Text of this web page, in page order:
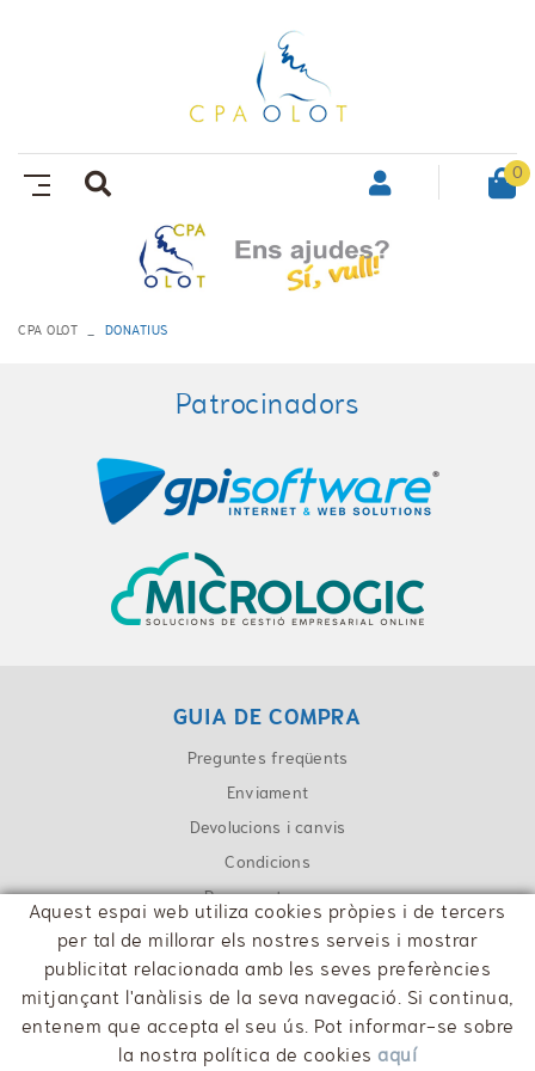
0
CPA OLOT DONATIUS
Patrocinadors
GUIA DE COMPRA
Preguntes freqüents
Enviament
Devolucions i canvis
Condicions
Pagament segur
CONTACTE
info@cpaolot.cat
Aquest espai web utiliza cookies pròpies i de tercers
per tal de millorar els nostres serveis i mostrar
publicitat relacionada amb les seves preferències
mitjançant l'anàlisis de la seva navegació. Si continua,
entenem que accepta el seu ús. Pot informar-se sobre
la nostra política de cookies aquí